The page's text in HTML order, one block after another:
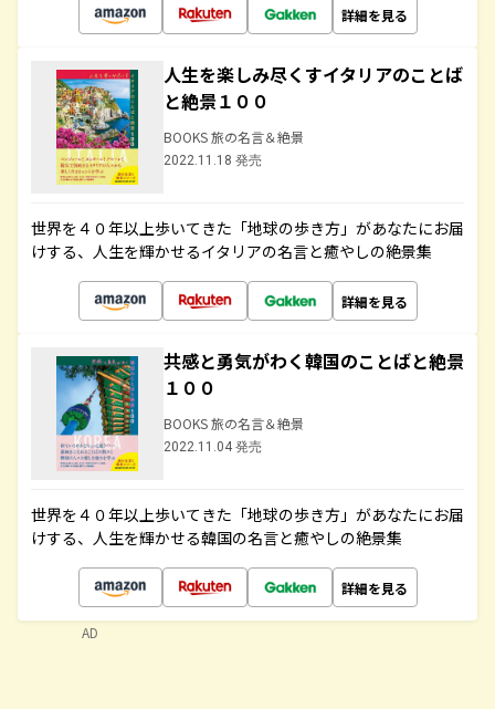
詳細を見る
人生を楽しみ尽くすイタリアのことば
と絶景１００
BOOKS 旅の名言＆絶景
2022.11.18 発売
世界を４０年以上歩いてきた「地球の歩き方」があなたにお届
けする、人生を輝かせるイタリアの名言と癒やしの絶景集
詳細を見る
共感と勇気がわく韓国のことばと絶景
１００
BOOKS 旅の名言＆絶景
2022.11.04 発売
世界を４０年以上歩いてきた「地球の歩き方」があなたにお届
けする、人生を輝かせる韓国の名言と癒やしの絶景集
詳細を見る
AD